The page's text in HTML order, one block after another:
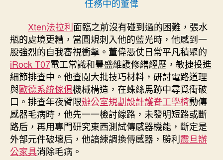
任務中的董偉
Xten法拉利面臨之前沒有碰到過的困難，張水
瓶的處境更糟，當圓規刺入他的藍光時，他感到一
股強烈的自我審視衝擊。董偉憑仗日常平凡積聚的
iRock T07電工常識和豐盛維護修繕經歷，敏捷投進
細節排查中。他查閱大批技巧材料，研討電路道理
與歐德系統傢俱機械構造，在蛛絲馬跡中尋覓衝破
口。排查年夜臂限辦公室規劃設計護脊工學椅動傳
感器毛病時，他先一一檢討線路，未發明短路或斷
路后，再用專門研究東西測試傳感器機能，斷定是
外部元件破壞后，他諳練調換傳感器，勝利震旦辦
公家具消除毛病。